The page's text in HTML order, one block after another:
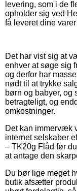
levering, som i de
opholder sig ved
få leveret dine
Det har vist sig at
enhver at søge sig
og derfor har
nødt til at trykke
børn og babyer, og
betragteligt, og
omkostninger.
Det kan immervæk
internet selskaber
– TK20g Flåd før
at antage den
Du bør lige meget
butik afsætter